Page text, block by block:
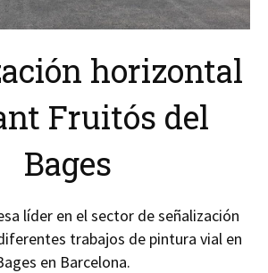
horizontal
Fruitós del
Bages
líder en el sector de señalización
trabajos de pintura vial en
en Barcelona.